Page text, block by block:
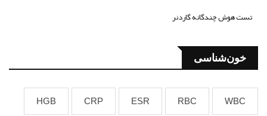
تست هوش چندگانه گاردنر
خون‌شناسی
WBC
RBC
ESR
CRP
HGB